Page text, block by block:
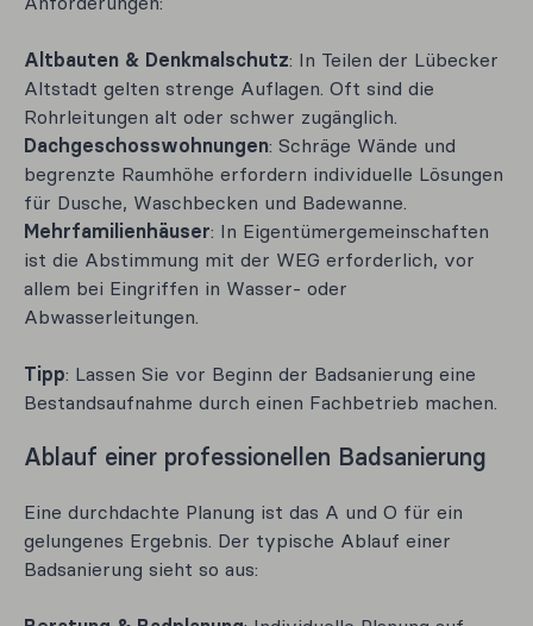
Altbauten & Denkmalschutz: In Teilen der Lübecker
Altstadt gelten strenge Auflagen. Oft sind die
Rohrleitungen alt oder schwer zugänglich.
Dachgeschosswohnungen: Schräge Wände und
begrenzte Raumhöhe erfordern individuelle Lösungen
für Dusche, Waschbecken und Badewanne.
Mehrfamilienhäuser: In Eigentümergemeinschaften
ist die Abstimmung mit der WEG erforderlich, vor
allem bei Eingriffen in Wasser- oder
Abwasserleitungen.
Tipp: Lassen Sie vor Beginn der Badsanierung eine
Bestandsaufnahme durch einen Fachbetrieb machen.
Ablauf einer professionellen Badsanierung
Eine durchdachte Planung ist das A und O für ein
gelungenes Ergebnis. Der typische Ablauf einer
Badsanierung sieht so aus: